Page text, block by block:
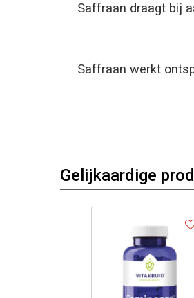
Saffraan draagt bij
Saffraan werkt
Gelijkaardige